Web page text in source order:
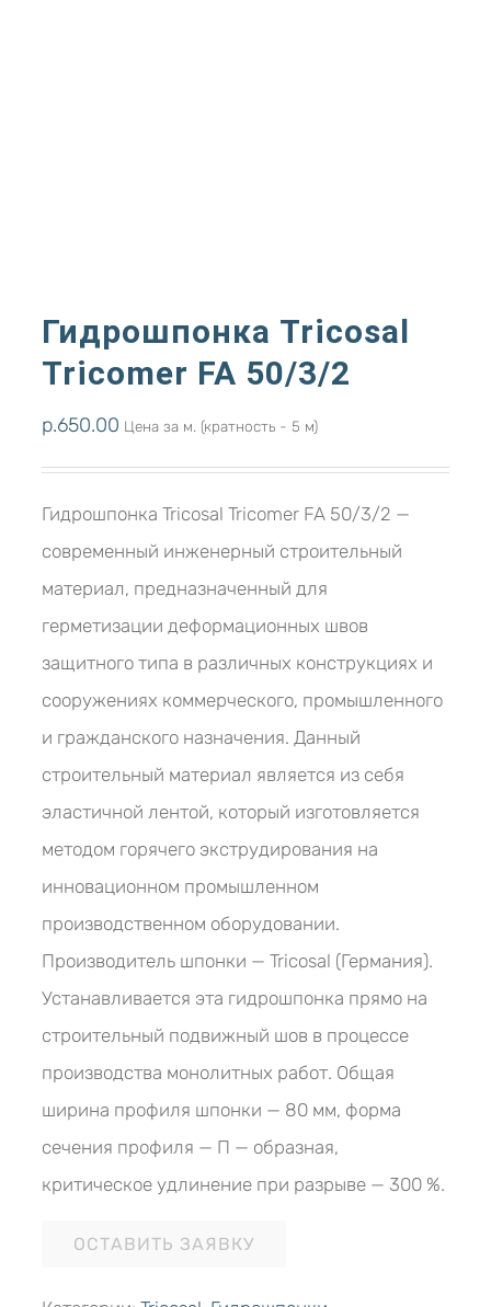
Гидрошпонка Tricosal
Tricomer FA 50/3/2
р.650.00 Цена за м. (кратность - 5 м)
Гидрошпонка Tricosal Tricomer FA 50/3/2 —
современный инженерный строительный
материал, предназначенный для
герметизации деформационных швов
защитного типа в различных конструкциях и
сооружениях коммерческого, промышленного
и гражданского назначения. Данный
строительный материал является из себя
эластичной лентой, который изготовляется
методом горячего экструдирования на
инновационном промышленном
производственном оборудовании.
Производитель шпонки — Tricosal (Германия).
Устанавливается эта гидрошпонка прямо на
строительный подвижный шов в процессе
производства монолитных работ. Общая
ширина профиля шпонки — 80 мм, форма
сечения профиля — П — образная,
критическое удлинение при разрыве — 300 %.
ОСТАВИТЬ ЗАЯВКУ